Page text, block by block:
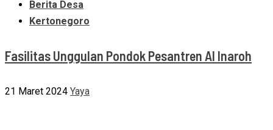
Berita Desa
Kertonegoro
Fasilitas Unggulan Pondok Pesantren Al Inaroh
21 Maret 2024 Yaya